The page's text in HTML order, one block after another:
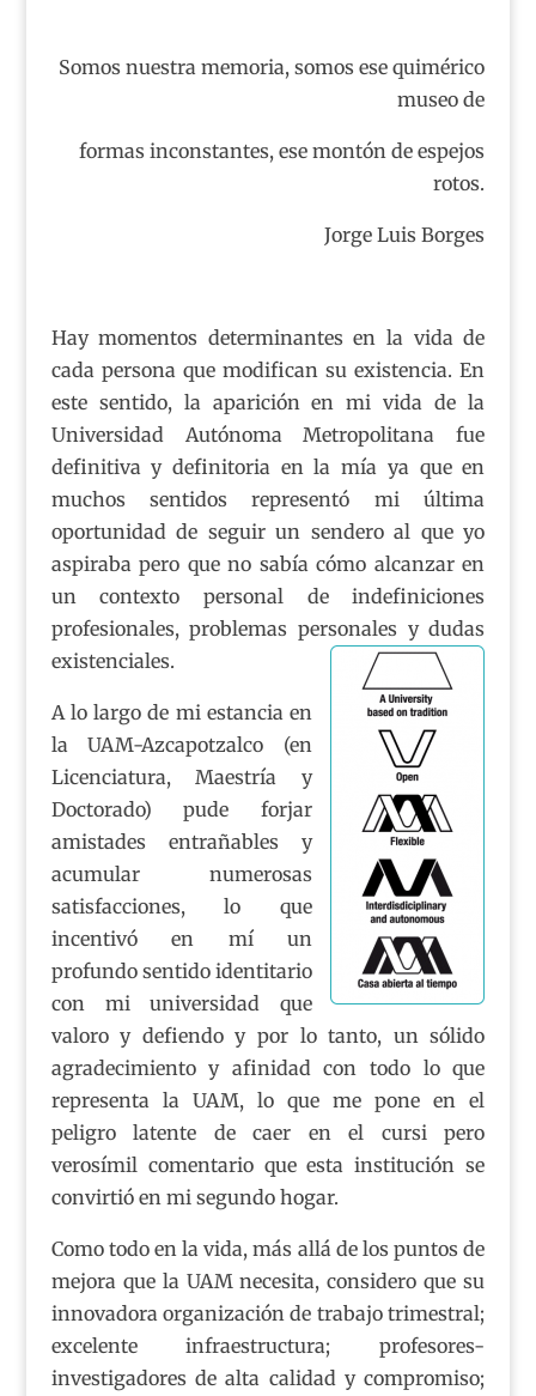
Somos nuestra memoria, somos ese quimérico
museo de
formas inconstantes, ese montón de espejos
rotos.
Jorge Luis Borges
Hay momentos determinantes en la vida de
cada persona que modifican su existencia. En
este sentido, la aparición en mi vida de la
Universidad Autónoma Metropolitana fue
definitiva y definitoria en la mía ya que en
muchos sentidos representó mi última
oportunidad de seguir un sendero al que yo
aspiraba pero que no sabía cómo alcanzar en
un contexto personal de indefiniciones
profesionales, problemas personales y dudas
existenciales.
A lo largo de mi estancia en
la UAM-Azcapotzalco (en
Licenciatura, Maestría y
Doctorado) pude forjar
amistades entrañables y
acumular numerosas
satisfacciones, lo que
incentivó en mí un
profundo sentido identitario
con mi universidad que
valoro y defiendo y por lo tanto, un sólido
agradecimiento y afinidad con todo lo que
representa la UAM, lo que me pone en el
peligro latente de caer en el cursi pero
verosímil comentario que esta institución se
convirtió en mi segundo hogar.
Como todo en la vida, más allá de los puntos de
mejora que la UAM necesita, considero que su
innovadora organización de trabajo trimestral;
excelente infraestructura; profesores-
investigadores de alta calidad y compromiso;